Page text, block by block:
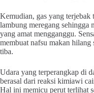
Kemudian, gas yang terjebak
lambung meregang sehingga
yang amat mengganggu.
membuat nafsu makan hilang
tiba.
Udara yang terperangkap di
berasal dari reaksi kimiawi
Hal ini memicu perut terlihat